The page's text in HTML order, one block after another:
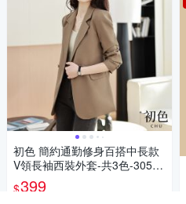
初色 簡約通勤修身百搭中長款
V領長袖西裝外套-共3色-30521
(M-2XL可選)
$399